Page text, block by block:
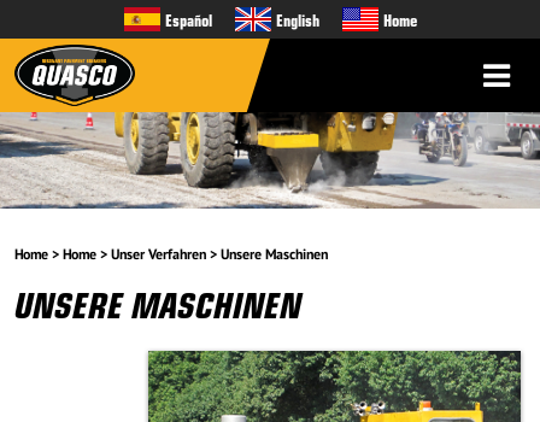
Español English Home
▼
▼
Home >Home >Unser Verfahren >Unsere Maschinen
UNSERE MASCHINEN